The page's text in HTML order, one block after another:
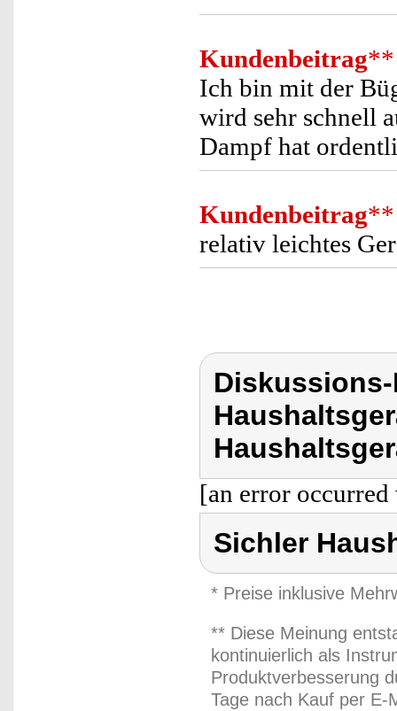
Kundenbeitrag**
Ich bin mit der
wird sehr schnell
Dampf hat
Kundenbeitrag**
relativ leichtes
[an error
Sichler
* Preise inklusive
** Diese Meinung
kontinuierlich als
Produktverbesserung
Tage nach Kauf per E-